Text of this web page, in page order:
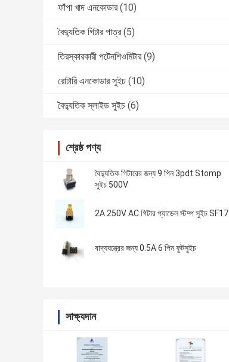
ফাঁপা খাদ এনকোডার (10)
বৈদ্যুতিক গিটার পাত্র (5)
তিরস্কারকারী পটেনশিওমিটার (9)
রোটারি এনকোডার সুইচ (10)
বৈদ্যুতিক স্লাইড সুইচ (6)
শ্রেষ্ঠ পণ্য
বৈদ্যুতিক গিটারের জন্য 9 পিন 3pdt Stomp
সুইচ 500V
2A 250V AC গিটার প্যাডেল স্টম্প সুইচ SF17
বাদ্যযন্ত্রের জন্য 0.5A 6 পিন ফুটসুইচ
সাক্ষ্যদান